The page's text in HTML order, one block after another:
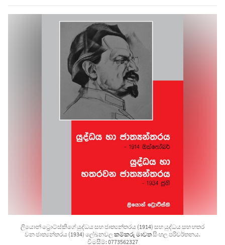
ලියොන් ට්‍රොට්ස්කිගේ යුද්ධය සහ ජාත්‍යන්තරය (1914) සහ යුද්ධය සහ හතර
වන ජාත්‍යන්තරය (1934) ලේඛනවල කම්කරු මාවතසිංහල පරිවර්තනය.
විමසීම්: 0773562327